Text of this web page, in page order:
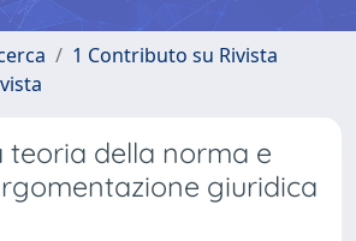
1 Contributo su Rivista
teoria della norma e
giuridica